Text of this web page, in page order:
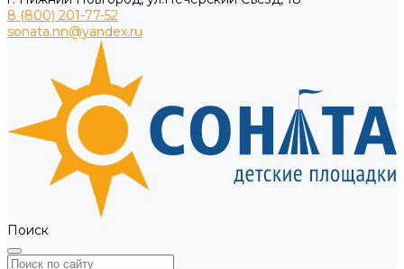
8 (800) 201-77-52
sonata.nn@yandex.ru
Поиск